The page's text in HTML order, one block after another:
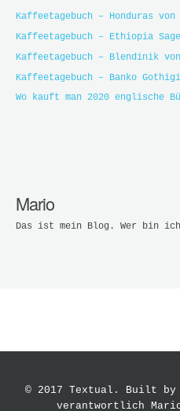
Kaffeetagebuch – Honduras von
Kaffeetagebuch – Ethiopia
Kaffeetagebuch – Blendinik
Kaffeetagebuch – Banko
Wo kauft man 2020 englische
Mario
Das ist mein Blog. Wer bin
© 2017 Textual. Built by
verantwortlich